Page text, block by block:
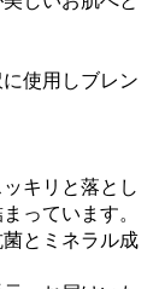
使用しブレン
キリと落とし
っています。
とミネラル成